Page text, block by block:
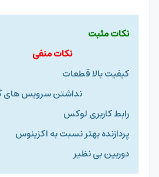
نکات مثبت
نکات منفی
کیفیت بالا
نداشتن سرویس های
رابط کاربری لوکس
پردازنده بهتر نسبت به اکزینوس
دوربین بی نظیر